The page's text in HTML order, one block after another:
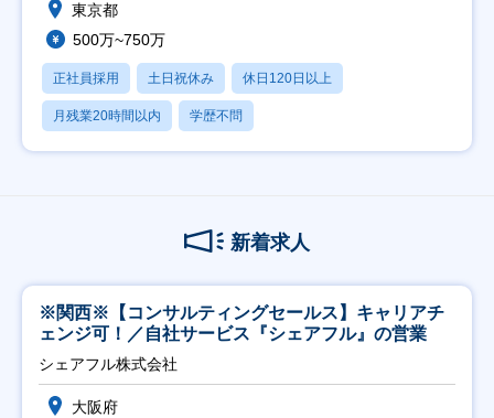
東京都
500万~750万
正社員採用 土日祝休み 休日120日以上
月残業20時間以内 学歴不問
新着求人
※関西※【コンサルティングセールス】キャリアチ
ェンジ可！／自社サービス『シェアフル』の営業
シェアフル株式会社
大阪府